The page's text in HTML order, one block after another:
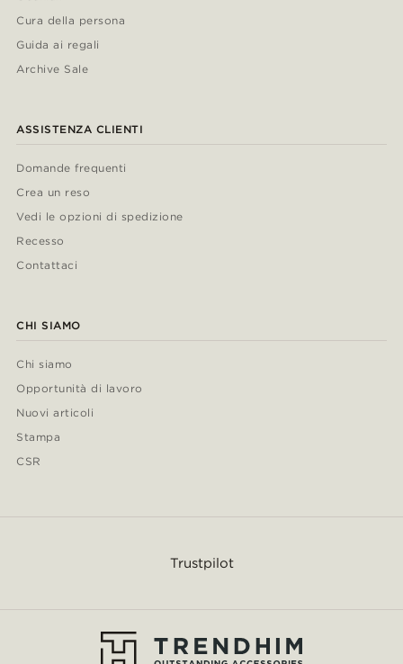
Cura della persona
Guida ai regali
Archive Sale
ASSISTENZA CLIENTI
Domande frequenti
Crea un reso
Vedi le opzioni di spedizione
Recesso
Contattaci
CHI SIAMO
Chi siamo
Opportunità di lavoro
Nuovi articoli
Stampa
CSR
Trustpilot